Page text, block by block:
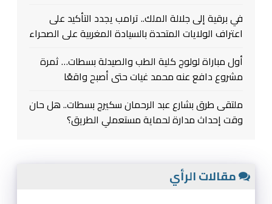
في برقية إلى جلالة الملك.. ترامب يجدد التأكيد على
اعتراف الولايات المتحدة بالسيادة المغربية على الصحراء
أول مباراة لولوج كلية الطب والصيدلة بسطات… ثمرة
مشروع دافع عنه محمد غيات حتى أصبح واقعًا
ملتقى طرق بشارع عبد الرحمان سكيرج بسطات.. هل حان
وقت إحداث مدارة لحماية مستعملي الطريق؟
مقالات الرأي